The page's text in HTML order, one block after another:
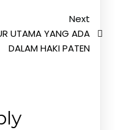
Next
UTAMA YANG ADA
DALAM HAKI PATEN